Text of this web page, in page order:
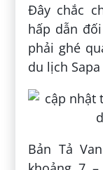
Đây chắc
hấp dẫn
phải ghé
du lịch
Bản Tả